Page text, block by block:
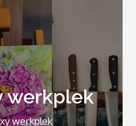
werkplek
werkplek